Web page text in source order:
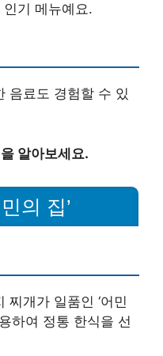
기 메뉴예요.
음료도 경험할 수 있
알아보세요.
의 집’
찌개가 일품인 ‘어민
하여 정통 한식을 선